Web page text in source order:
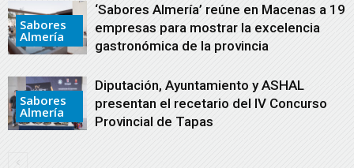
Sabores
Almería
‘Sabores Almería’ reúne en Macenas a 19
empresas para mostrar la excelencia
gastronómica de la provincia
Sabores
Almería
Diputación, Ayuntamiento y ASHAL
presentan el recetario del IV Concurso
Provincial de Tapas